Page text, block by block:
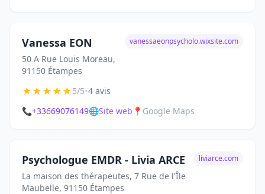
Vanessa EON
50 A Rue Louis Moreau,
91150 Étampes
vanessaeonpsycholo.wixsite.com
★★★★★5/5•4 avis
📞+33669076149🌐Site web 📍 Google Maps
Psychologue EMDR - Livia ARCE
La maison des thérapeutes, 7 Rue de l'Île
Maubelle, 91150 Étampes
liviarce.com